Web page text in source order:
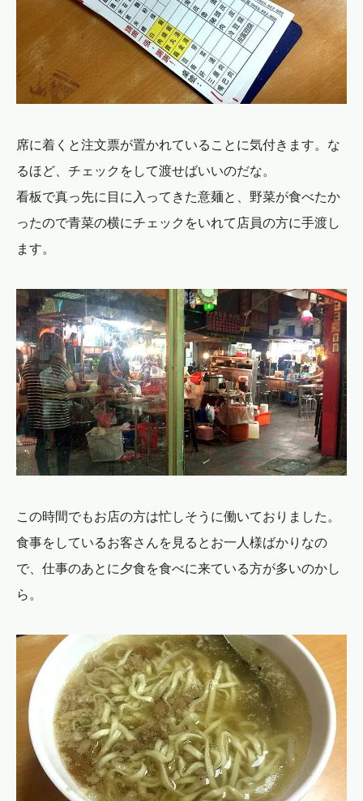
席に着くと注文票が置かれていることに気付きます。な
るほど、チェックをして渡せばいいのだな。
看板で真っ先に目に入ってきた意麺と、野菜が食べたか
ったので青菜の横にチェックをいれて店員の方に手渡し
ます。
この時間でもお店の方は忙しそうに働いておりました。
食事をしているお客さんを見るとお一人様ばかりなの
で、仕事のあとに夕食を食べに来ている方が多いのかし
ら。